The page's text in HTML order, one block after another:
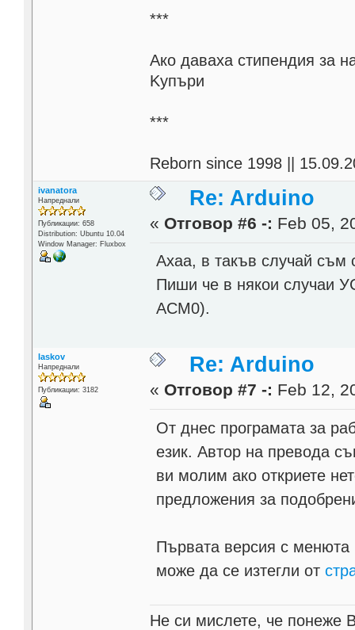
***
Aко даваха стипендия за
Kупъри
***
Reborn since 1998 ||
ivanatora
Напреднали
Публикации: 658
Distribution: Ubuntu 10.04
Window Manager: Fluxbox
Re: Arduino
« Отговор #6 -: Feb 05,
Ахаа, в такъв случай съм
Пиши че в някои случаи
ACM0).
laskov
Напреднали
Публикации: 3182
Re: Arduino
« Отговор #7 -: Feb 12,
От днес програмата за
език. Автор на превода
ви молим ако откриете
предложения за
Първата версия с менюта
може да се изтегли от
Не си мислете, че понеже